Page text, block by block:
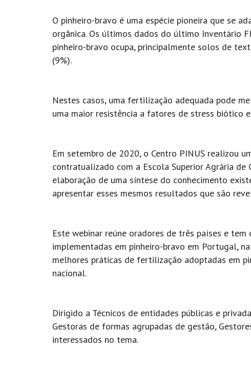
O pinheiro-bravo é uma espécie pioneira que se
orgânica. Os últimos dados do último Inventário
pinheiro-bravo ocupa, principalmente solos de
(9%).
Nestes casos, uma fertilização adequada pode
uma maior resistência a fatores de stress biótico
Em setembro de 2020, o Centro PINUS realizou
contratualizado com a Escola Superior Agrária de
elaboração de uma síntese do conhecimento
apresentar esses mesmos resultados que são
Este webinar reúne oradores de três países e
implementadas em pinheiro-bravo em Portugal,
melhores práticas de fertilização adoptadas em
nacional.
Dirigido a Técnicos de entidades públicas e
Gestoras de formas agrupadas de gestão,
interessados no tema.